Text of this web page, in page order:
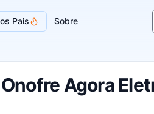
Pais Sobre
Agora